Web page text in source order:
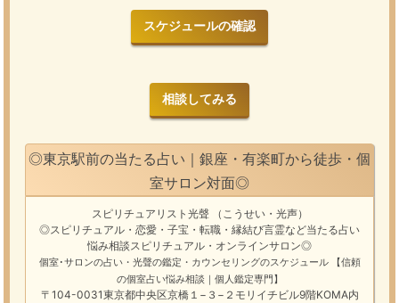
スケジュールの確認
相談してみる
◎東京駅前の当たる占い｜銀座・有楽町から徒歩・個
室サロン対面◎
スピリチュアリスト光聲（こうせい・光声）
◎スピリチュアル・恋愛・子宝・転職・縁結び言霊など当たる占い
悩み相談スピリチュアル・オンラインサロン◎
個室･サロンの占い・光聲の鑑定・カウンセリングのスケジュール
【信頼
の個室占い悩み相談｜個人鑑定専門】
〒104-0031東京都中央区京橋１−３−２モリイチビル9階KOMA内